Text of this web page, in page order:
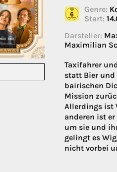
Genre:
Start:
Darsteller:
Maximilian
Taxifahrer
statt Bier und
bairischen
Mission
Allerdings ist
anderen ist
um sie und
gelingt es
nicht vorbei